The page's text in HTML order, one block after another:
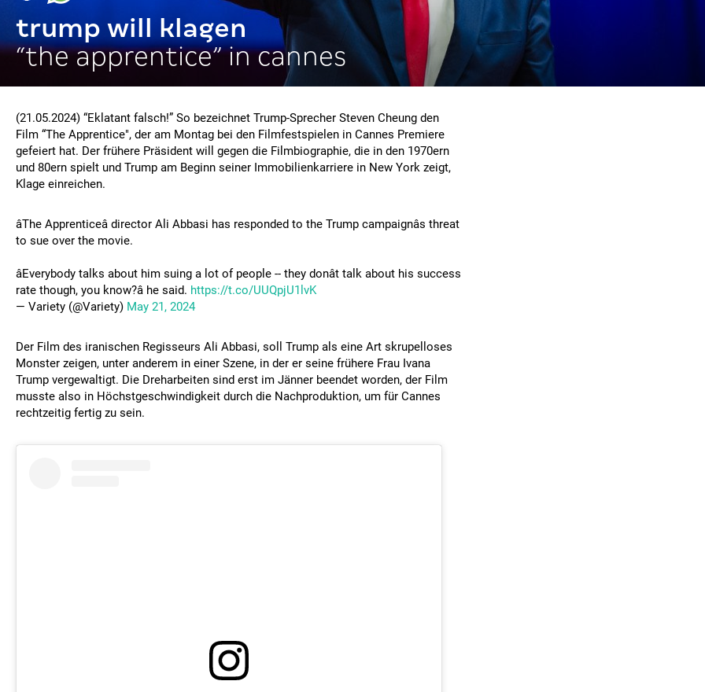
trump will klagen
“the apprentice” in cannes
(21.05.2024) “Eklatant falsch!” So bezeichnet Trump-Sprecher Steven Cheung den
Film “The Apprentice", der am Montag bei den Filmfestspielen in Cannes Premiere
gefeiert hat. Der frühere Präsident will gegen die Filmbiographie, die in den 1970ern
und 80ern spielt und Trump am Beginn seiner Immobilienkarriere in New York zeigt,
Klage einreichen.
âThe Apprenticeâ director Ali Abbasi has responded to the Trump campaignâs threat
to sue over the movie.
âEverybody talks about him suing a lot of people -- they donât talk about his success
rate though, you know?â he said. https://t.co/UUQpjU1lvK
— Variety (@Variety) May 21, 2024
Der Film des iranischen Regisseurs Ali Abbasi, soll Trump als eine Art skrupelloses
Monster zeigen, unter anderem in einer Szene, in der er seine frühere Frau Ivana
Trump vergewaltigt. Die Dreharbeiten sind erst im Jänner beendet worden, der Film
musste also in Höchstgeschwindigkeit durch die Nachproduktion, um für Cannes
rechtzeitig fertig zu sein.